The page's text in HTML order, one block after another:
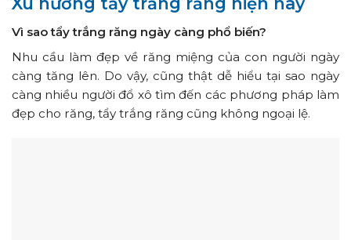
Vì sao tẩy trắng răng ngày càng phổ biến?
Nhu cầu làm đẹp về răng miệng của con người ngày
càng tăng lên. Do vậy, cũng thật dễ hiểu tại sao ngày
càng nhiều người đổ xô tìm đến các phương pháp làm
đẹp cho răng, tẩy trắng răng cũng không ngoại lệ.